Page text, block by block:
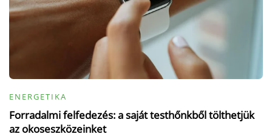
ENERGETIKA
Forradalmi felfedezés: a saját testhőnkből tölthetjük
az okoseszközeinket